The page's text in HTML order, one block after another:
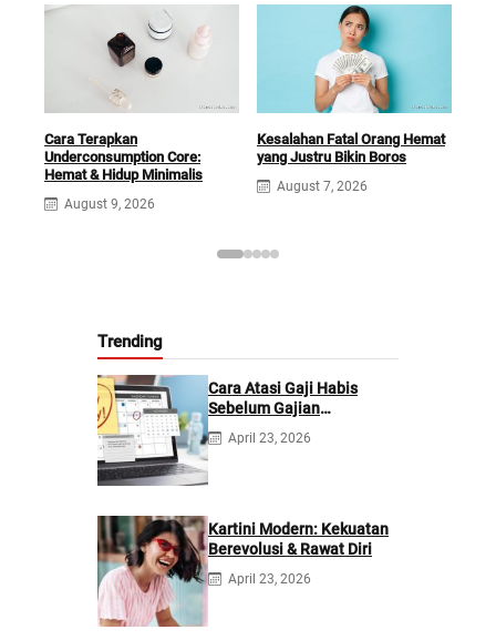
Cara Terapkan
Underconsumption Core:
Hemat & Hidup Minimalis
August 9, 2026
Kesalahan Fatal Orang Hemat
yang Justru Bikin Boros
August 7, 2026
Trending
Cara Atasi Gaji Habis
Sebelum Gajian
Berikutnya
April 23, 2026
Kartini Modern: Kekuatan
Berevolusi & Rawat Diri
April 23, 2026